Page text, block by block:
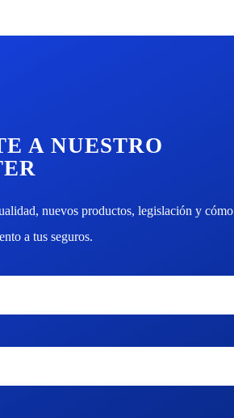
A NUESTRO
nuevos productos, legislación y cómo
a tus seguros.